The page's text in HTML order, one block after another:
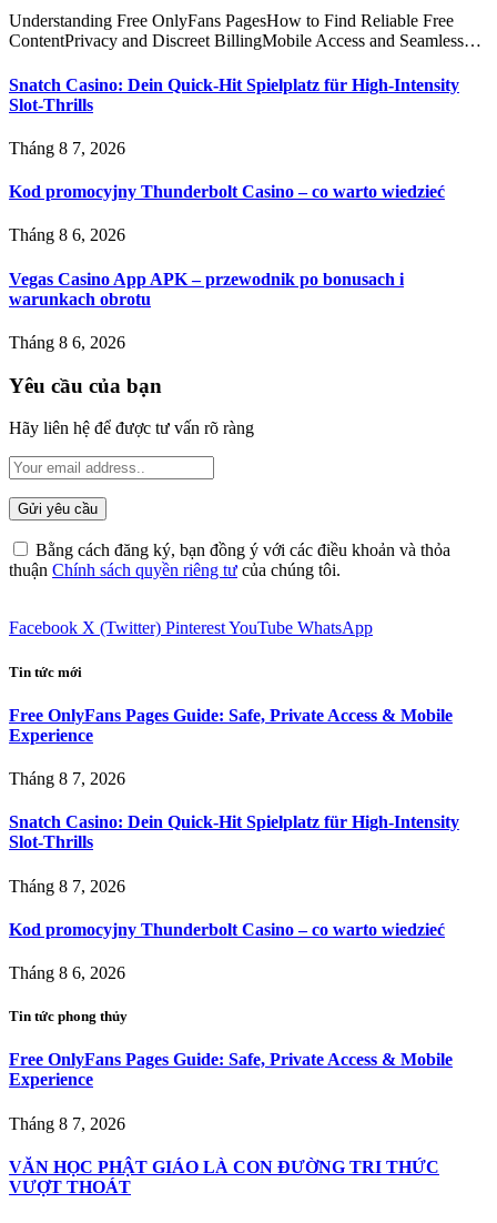
Understanding Free OnlyFans PagesHow to Find Reliable Free
ContentPrivacy and Discreet BillingMobile Access and Seamless…
Snatch Casino: Dein Quick‑Hit Spielplatz für High‑Intensity
Slot‑Thrills
Tháng 8 7, 2026
Kod promocyjny Thunderbolt Casino – co warto wiedzieć
Tháng 8 6, 2026
Vegas Casino App APK – przewodnik po bonusach i
warunkach obrotu
Tháng 8 6, 2026
Yêu cầu của bạn
Hãy liên hệ để được tư vấn rõ ràng
Bằng cách đăng ký, bạn đồng ý với các điều khoản và thỏa
thuận Chính sách quyền riêng tư của chúng tôi.
Facebook X (Twitter) PinterestYouTube WhatsApp
Tin tức mới
Free OnlyFans Pages Guide: Safe, Private Access & Mobile
Experience
Tháng 8 7, 2026
Snatch Casino: Dein Quick‑Hit Spielplatz für High‑Intensity
Slot‑Thrills
Tháng 8 7, 2026
Kod promocyjny Thunderbolt Casino – co warto wiedzieć
Tháng 8 6, 2026
Tin tức phong thủy
Free OnlyFans Pages Guide: Safe, Private Access & Mobile
Experience
Tháng 8 7, 2026
VĂN HỌC PHẬT GIÁO LÀ CON ÐƯỜNG TRI THỨC
VƯỢT THOÁT